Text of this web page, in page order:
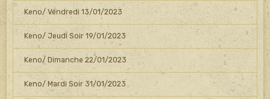
Keno/ Vendredi 13/01/2023
Keno/ Jeudi Soir 19/01/2023
Keno/ Dimanche 22/01/2023
Keno/ Mardi Soir 31/01/2023